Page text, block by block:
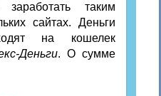
таким
сайтах. Деньги
на кошелек
Деньги. О сумме